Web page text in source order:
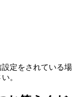
定をされている場
。